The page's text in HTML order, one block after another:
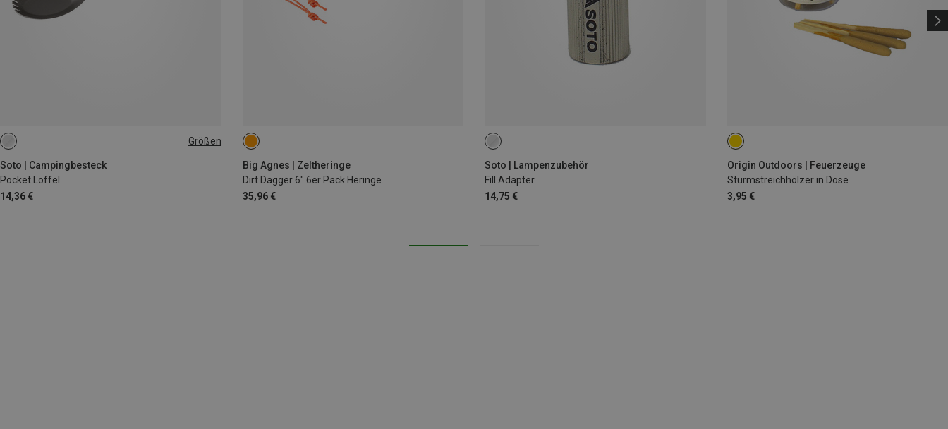
Größen
Soto | Campingbesteck
Pocket Löffel
14,36 €
ONE SIZE
Big Agnes | Zeltheringe
Dirt Dagger 6" 6er Pack Heringe
35,96 €
Soto | Lampenzubehör
Fill Adapter
14,75 €
Origin Outdoors | Feuerzeuge
Sturmstreichhölzer in Dose
3,95 €